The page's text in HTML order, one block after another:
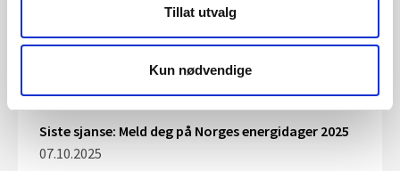
Tillat utvalg
Kun nødvendige
både myndigheter og energibransjen tar sine
slik at helebransjenog akademiakan ha nytte av
Siste sjanse: Meld deg på Norges energidager 2025
07.10.2025